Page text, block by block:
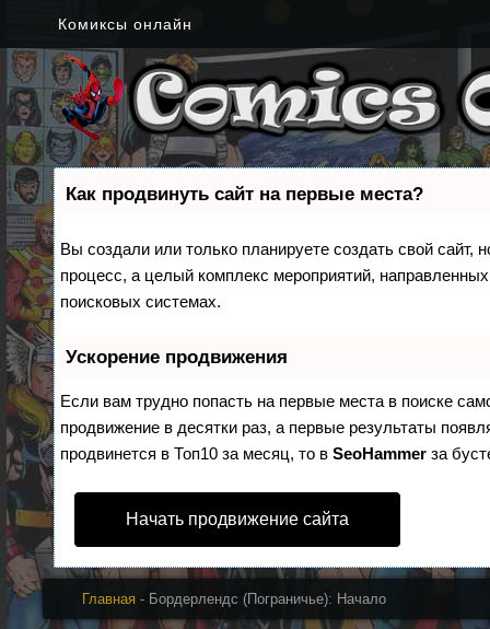
Комиксы онлайн
Как продвинуть сайт на первые места?
Вы создали или только планируете создать свой сайт,
процесс, а целый комплекс мероприятий,
поисковых системах.
Ускорение продвижения
Если вам трудно попасть на первые места в поиске
продвижение в десятки раз, а первые результаты
продвинется в Топ10 за месяц, то вSeoHammer за
Начать продвижение сайта
Главная - Бордерлендс (Пограничье): Начало